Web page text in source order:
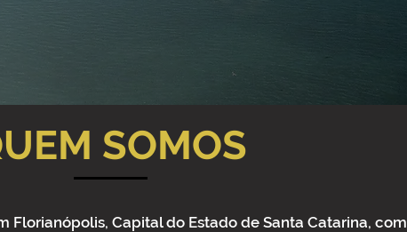
SOMOS
Florianópolis, Capital do Estado de Santa Catarina, com